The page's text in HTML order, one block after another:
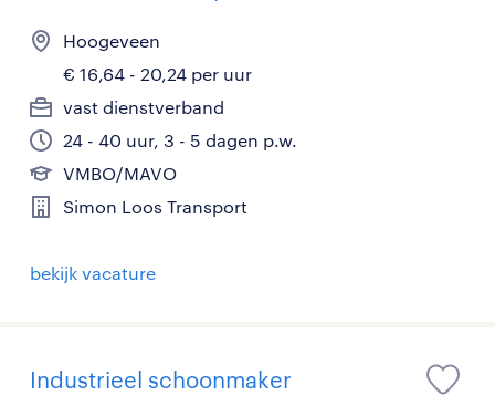
Hoogeveen
€ 16,64 - 20,24 per uur
vast dienstverband
24 - 40 uur, 3 - 5 dagen p.w.
VMBO/MAVO
Simon Loos Transport
bekijk vacature
Industrieel schoonmaker